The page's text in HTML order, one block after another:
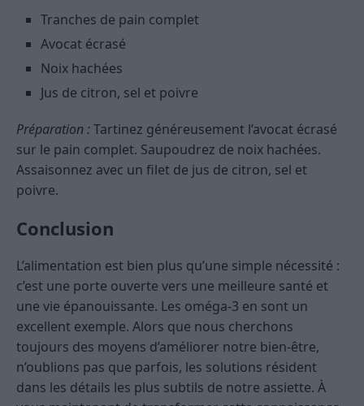
Tranches de pain complet
Avocat écrasé
Noix hachées
Jus de citron, sel et poivre
Préparation :Tartinez généreusement l’avocat écrasé
sur le pain complet. Saupoudrez de noix hachées.
Assaisonnez avec un filet de jus de citron, sel et
poivre.
Conclusion
L’alimentation est bien plus qu’une simple nécessité :
c’est une porte ouverte vers une meilleure santé et
une vie épanouissante. Les oméga-3 en sont un
excellent exemple. Alors que nous cherchons
toujours des moyens d’améliorer notre bien-être,
n’oublions pas que parfois, les solutions résident
dans les détails les plus subtils de notre assiette. À